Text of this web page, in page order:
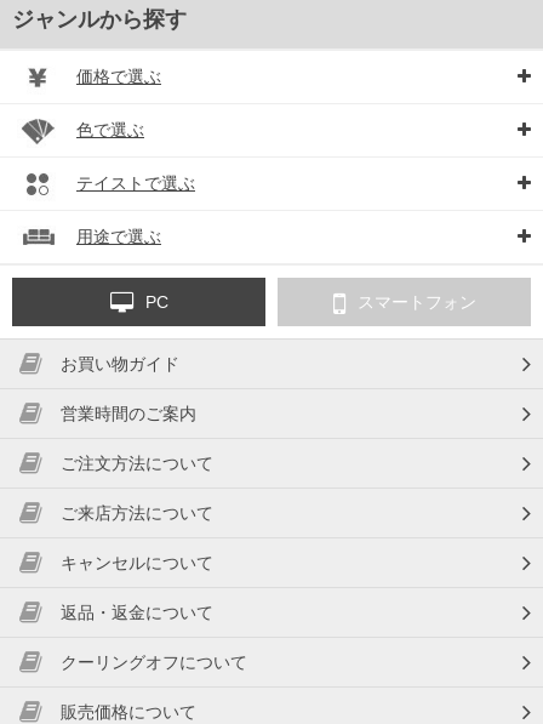
ジャンルから探す
価格で選ぶ
色で選ぶ
テイストで選ぶ
用途で選ぶ
PC スマートフォン
お買い物ガイド
営業時間のご案内
ご注文方法について
ご来店方法について
キャンセルについて
返品・返金について
クーリングオフについて
販売価格について